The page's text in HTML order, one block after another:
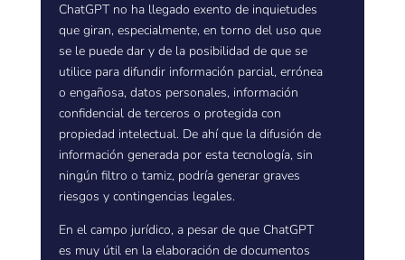
ChatGPT no ha llegado exento de inquietudes
que giran, especialmente, en torno del uso que
se le puede dar y de la posibilidad de que se
utilice para difundir información parcial, errónea
o engañosa, datos personales, información
confidencial de terceros o protegida con
propiedad intelectual. De ahí que la difusión de
información generada por esta tecnología, sin
ningún filtro o tamiz, podría generar graves
riesgos y contingencias legales.
En el campo jurídico, a pesar de que ChatGPT
es muy útil en la elaboración de documentos